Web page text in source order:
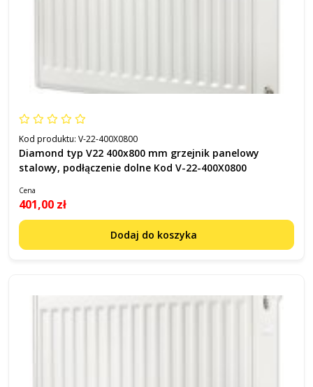
Kod produktu: V-22-400X0800
Diamond typ V22 400x800 mm grzejnik panelowy
stalowy, podłączenie dolne Kod V-22-400X0800
Cena
401,00 zł
Dodaj do koszyka